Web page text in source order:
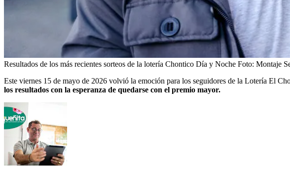
Resultados de los más recientes sorteos de la lotería Chontico Día y Noche Foto: Montaje
Este viernes 15 de mayo de 2026 volvió la emoción para los seguidores de la Lotería El
los resultados con la esperanza de quedarse con el premio mayor.